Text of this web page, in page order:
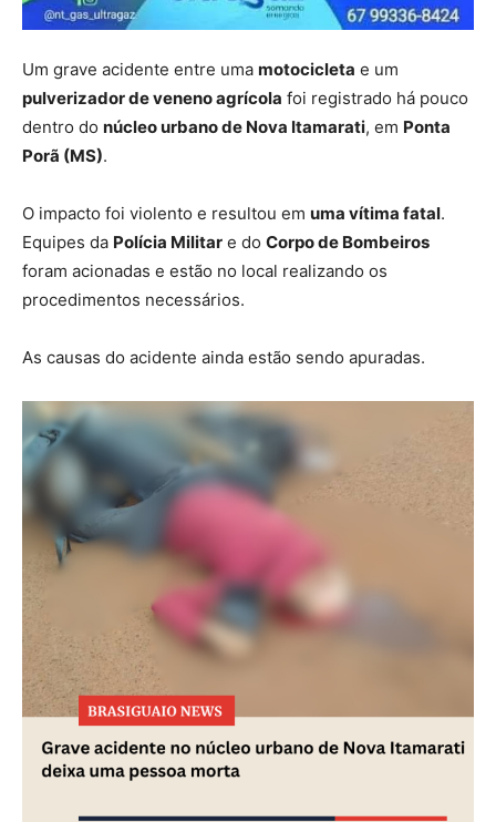
Um grave acidente entre uma motocicleta e um
pulverizador de veneno agrícola foi registrado há pouco
dentro do núcleo urbano de Nova Itamarati, em Ponta
Porã (MS).
O impacto foi violento e resultou em uma vítima fatal.
Equipes da Polícia Militar e do Corpo de Bombeiros
foram acionadas e estão no local realizando os
procedimentos necessários.
As causas do acidente ainda estão sendo apuradas.